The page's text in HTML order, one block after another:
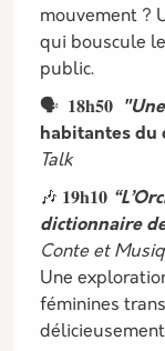
mouvement ?
qui bouscule
public.
🗣️ 𝟏𝟖𝐡𝟓𝟎
habitantes du
Talk
🎶 𝟏𝟗𝐡𝟏𝟎
dictionnaire
Conte et
Une
féminines